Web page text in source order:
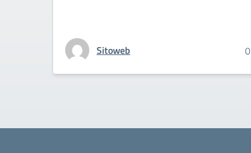
Sitoweb 0